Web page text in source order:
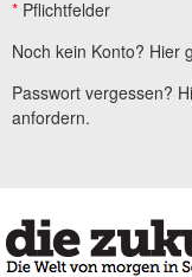
* Pflichtfelder
Noch kein Konto? Hier
Passwort vergessen?
anfordern.